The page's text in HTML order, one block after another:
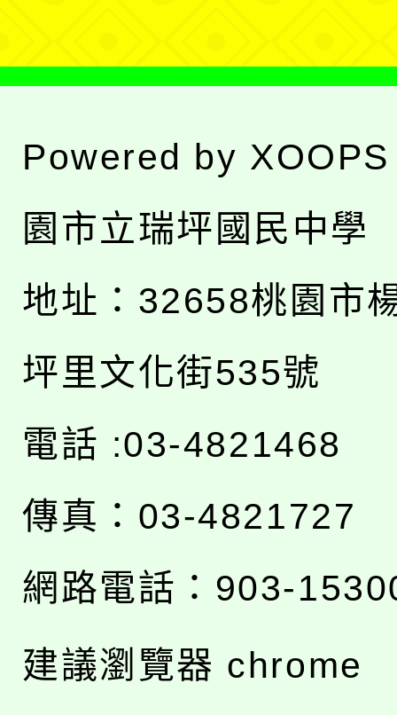
Powered by XOOPS
園市立瑞坪國民中學
地址： 32658桃園市
坪里文化街535號
電話 :03-4821468
傳真：03-4821727
網路電話：903-
建議瀏覽器 chrome